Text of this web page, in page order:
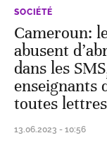
SOCIÉTÉ
Cameroun:
abusent
dans les
enseignants
toutes lettres
13.06.2023 - 10:56